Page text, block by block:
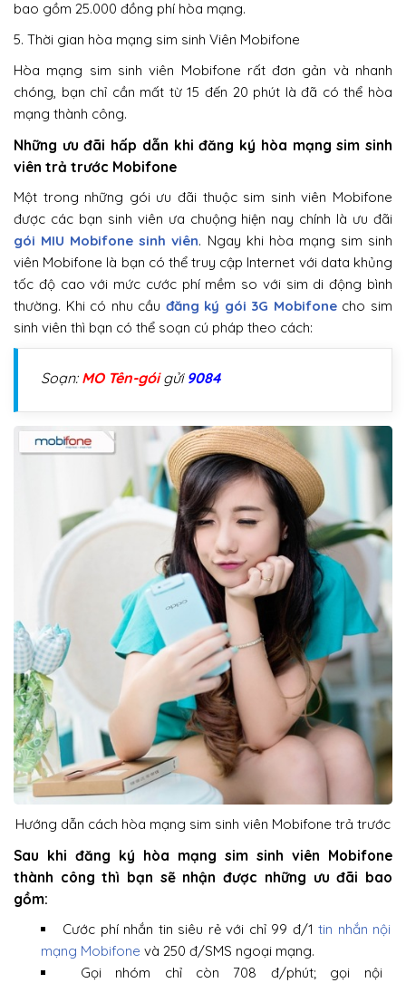
bao gồm 25.000 đồng phí hòa mạng.
5. Thời gian hòa mạng sim sinh Viên Mobifone
Hòa mạng sim sinh viên Mobifone rất đơn gản và nhanh
chóng, bạn chỉ cần mất từ 15 đến 20 phút là đã có thể hòa
mạng thành công.
Những ưu đãi hấp dẫn khi đăng ký hòa mạng sim sinh
viên trả trước Mobifone
Một trong những gói ưu đãi thuộc sim sinh viên Mobifone
được các bạn sinh viên ưa chuộng hiện nay chính là ưu đãi
gói MIU Mobifone sinh viên. Ngay khi hòa mạng sim sinh
viên Mobifone là bạn có thể truy cập Internet với data khủng
tốc độ cao với mức cước phí mềm so với sim di động bình
thường. Khi có nhu cầu đăng ký gói 3G Mobifonecho sim
sinh viên thì bạn có thể soạn cú pháp theo cách:
Soạn: MO Tên-góigửi 9084
Hướng dẫn cách hòa mạng sim sinh viên Mobifone trả trước
Sau khi đăng ký hòa mạng sim sinh viên Mobifone
thành công thì bạn sẽ nhận được những ưu đãi bao
gồm:
Cước phí nhắn tin siêu rẻ với chỉ 99 đ/1tin nhắn nội
mạng Mobifone và 250 đ/SMS ngoại mạng.
Gọi nhóm chỉ còn 708 đ/phút; gọi nội